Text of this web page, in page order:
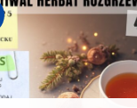
w
edycja na plaży
2025
miejska Giżycko